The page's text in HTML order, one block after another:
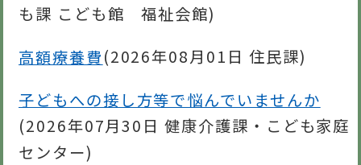
も課 こども館 福祉会館)
高額療養費(2026年08月01日 住民課)
子どもへの接し方等で悩んでいませんか
(2026年07月30日 健康介護課・こども家庭
センター)